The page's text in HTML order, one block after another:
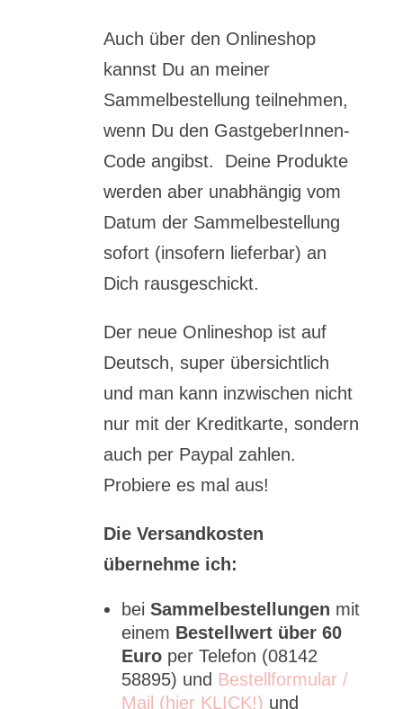
Auch über den Onlineshop
kannst Du an meiner
Sammelbestellung teilnehmen,
wenn Du den GastgeberInnen-
Code angibst. Deine Produkte
werden aber unabhängig vom
Datum der Sammelbestellung
sofort (insofern lieferbar) an
Dich rausgeschickt.
Der neue Onlineshop ist auf
Deutsch, super übersichtlich
und man kann inzwischen nicht
nur mit der Kreditkarte, sondern
auch per Paypal zahlen.
Probiere es mal aus!
Die Versandkosten
übernehme ich:
bei Sammelbestellungen mit
einem Bestellwert über 60
Euro per Telefon (08142
58895) und Bestellformular /
Mail (hier KLICK!) und